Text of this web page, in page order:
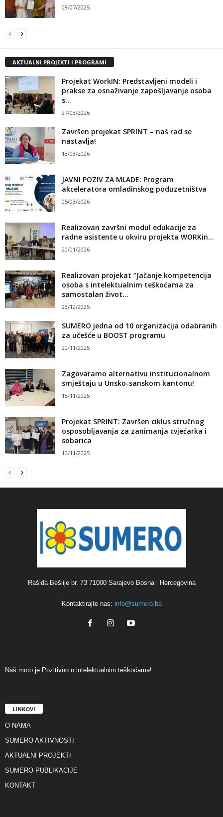
08/07/2025
AKTUALNI PROJEKTI I PROGRAMI
Projekat WorkIN: Predstavljeni modeli i
prakse za osnaživanje zapošljavanje osoba
s...
27/03/2026
Završen projekat SPRINT – naš rad se
nastavlja!
13/03/2026
JAVNI POZIV ZA MLADE: Program
akceleratora omladinskog poduzetništva
05/03/2026
Realizovan završni modul edukacije za
radne asistente u okviru projekta WORKin...
20/01/2026
Realizovan projekat ”Jačanje kompetencija
osoba s intelektualnim teškoćama za
samostalan život...
23/12/2025
SUMERO jedna od 10 organizacija odabranih
za učešće u BOOST programu
20/11/2025
Zagovaramo alternativu institucionalnom
smještaju u Unsko-sanskom kantonu!
18/11/2025
Projekat SPRINT: Završen ciklus stručnog
osposobljavanja za zanimanja cvjećarka i
sobarica
10/11/2025
Rašida Bešlije br. 73 71000 Sarajevo Bosna i Hercegovina
Kontaktirajte nas: info@sumero.ba
Naš moto je Pozitivno o intelektualnim teškoćama!
LINKOVI
O NAMA
SUMERO AKTIVNOSTI
AKTUALNI PROJEKTI
SUMERO PUBLIKACIJE
KONTAKT